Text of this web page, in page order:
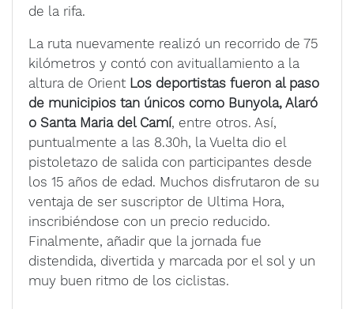
de la rifa.
La ruta nuevamente realizó un recorrido de 75
kilómetros y contó con avituallamiento a la
altura de Orient Los deportistas fueron al paso
de municipios tan únicos como Bunyola, Alaró
o Santa Maria del Camí, entre otros. Así,
puntualmente a las 8.30h, la Vuelta dio el
pistoletazo de salida con participantes desde
los 15 años de edad. Muchos disfrutaron de su
ventaja de ser suscriptor de Ultima Hora,
inscribiéndose con un precio reducido.
Finalmente, añadir que la jornada fue
distendida, divertida y marcada por el sol y un
muy buen ritmo de los ciclistas.